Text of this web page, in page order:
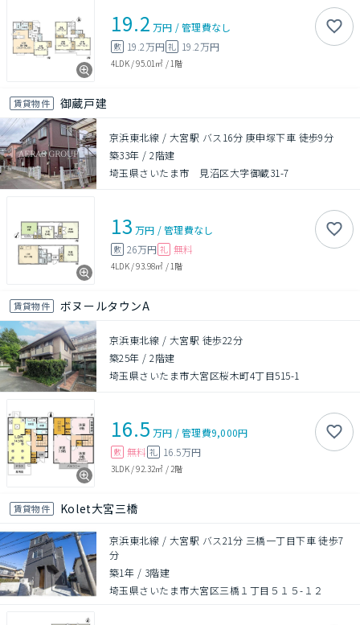
19.2 万円 /管理費なし
敷 19.2万円 礼 19.2万円
4LDK/95.01㎡ / 1階
賃貸物件 御蔵戸建
京浜東北線 / 大宮駅 バス16分 庚申塚下車 徒歩9分
築33年 /2階建
埼玉県さいたま市 見沼区大字御蔵31-7
13 万円 /管理費なし
敷 26万円 礼 無料
4LDK/93.98㎡ / 1階
賃貸物件 ボヌールタウンA
京浜東北線 / 大宮駅 徒歩22分
築25年 /2階建
埼玉県さいたま市大宮区桜木町4丁目515-1
16.5 万円 /管理費9,000円
敷 無料 礼 16.5万円
3LDK/92.32㎡ / 2階
賃貸物件 Kolet大宮三橋
京浜東北線 / 大宮駅 バス21分 三橋一丁目下車 徒歩7
分
築1年 / 3階建
埼玉県さいたま市大宮区三橋１丁目５１５-１２